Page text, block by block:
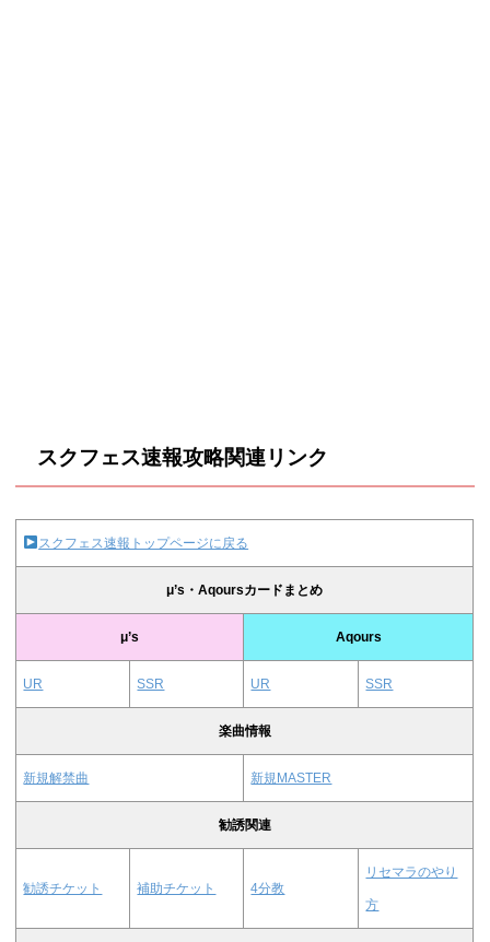
スクフェス速報攻略関連リンク
スクフェス速報トップページに戻る
μ’s・Aqoursカードまとめ
μ’s Aqours
UR SSR UR SSR
楽曲情報
新規解禁曲 新規MASTER
勧誘関連
勧誘チケット 補助チケット 4分教
リセマラのやり
方